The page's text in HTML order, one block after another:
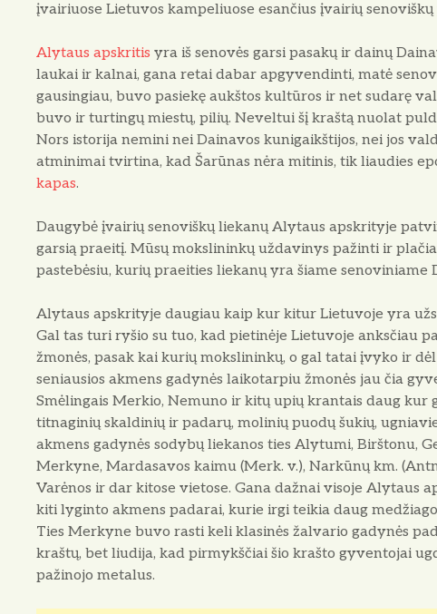
įvairiuose Lietuvos kampeliuose esančius įvairių
Alytaus apskritis yra iš senovės garsi pasakų ir dainų
laukai ir kalnai, gana retai dabar apgyvendinti, matė
gausingiau, buvo pasiekę aukštos kultūros ir net sudarę
buvo ir turtingų miestų, pilių. Neveltui šį kraštą nuolat
Nors istorija nemini nei Dainavos kunigaikštijos, nei jos
atminimai tvirtina, kad Šarūnas nėra mitinis, tik liaudies
kapas.
Daugybė įvairių senoviškų liekanų Alytaus apskrityje
garsią praeitį. Mūsų mokslininkų uždavinys pažinti ir
pastebėsiu, kurių praeities liekanų yra šiame senoviniame
Alytaus apskrityje daugiau kaip kur kitur Lietuvoje yra
Gal tas turi ryšio su tuo, kad pietinėje Lietuvoje anksčiau
žmonės, pasak kai kurių mokslininkų, o gal tatai įvyko ir
seniausios akmens gadynės laikotarpiu žmonės jau čia
Smėlingais Merkio, Nemuno ir kitų upių krantais daug kur
titnaginių skaldinių ir padarų, molinių puodų šukių,
akmens gadynės sodybų liekanos ties Alytumi, Birštonu,
Merkyne, Mardasavos kaimu (Merk. v.), Narkūnų km.
Varėnos ir dar kitose vietose. Gana dažnai visoje
kiti lyginto akmens padarai, kurie irgi teikia daug
Ties Merkyne buvo rasti keli klasinės žalvario gadynės
kraštų, bet liudija, kad pirmykščiai šio krašto gyventojai
pažinojo metalus.